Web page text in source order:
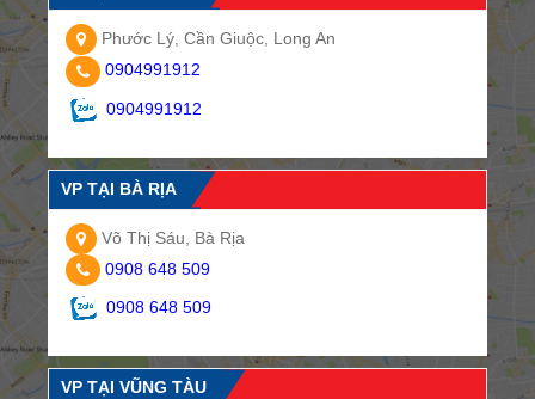
Phước Lý, Cần Giuộc, Long An
0904991912
0904991912
VP TẠI BÀ RỊA
Võ Thị Sáu, Bà Rịa
0908 648 509
0908 648 509
VP TẠI VŨNG TÀU